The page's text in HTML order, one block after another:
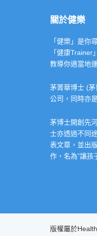
關於健樂
「健樂」是你
「健康
教導你適當地
茅菁華博士 (
公司，同時亦
茅博士開創先
士亦透過不同
表文章，並出
作，名為”讓孩
版權屬於